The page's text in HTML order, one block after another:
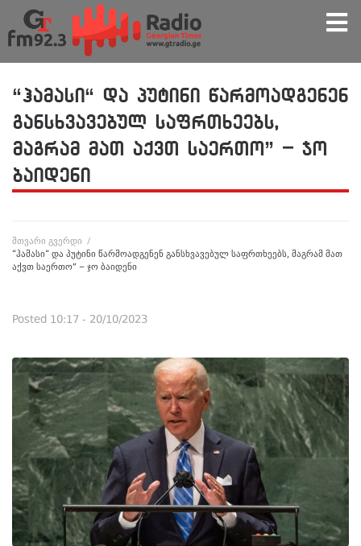
“ჰამასი“ და პუტინი წარმოადგენენ
განსხვავებულ საფრთხეებს,
მაგრამ მათ აქვთ საერთო” – ჯო
ბაიდენი
მთვარი გვერდი /
“ჰამასი“ და პუტინი წარმოადგენენ განსხვავებულ საფრთხეებს, მაგრამ მათ
აქვთ საერთო” – ჯო ბაიდენი
Posted 10:17 - 20/10/2023